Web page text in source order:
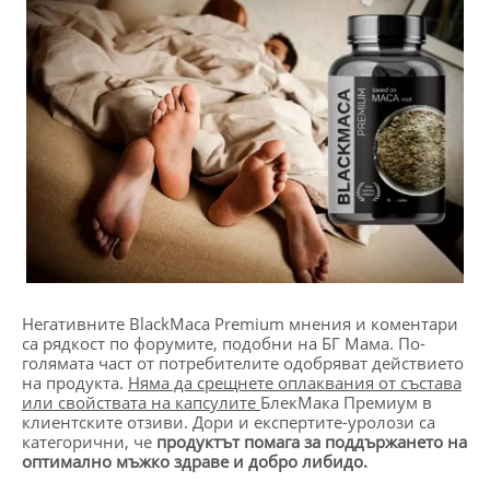
Негативните BlackMaca Premium мнения и коментари
са рядкост по форумите, подобни на БГ Мама. По-
голямата част от потребителите одобряват действието
на продукта. Няма да срещнете оплаквания от състава
или свойствата на капсулите БлекМака Премиум в
клиентските отзиви. Дори и експертите-уролози са
категорични, че продуктът помага за поддържането на
оптимално мъжко здраве и добро либидо.